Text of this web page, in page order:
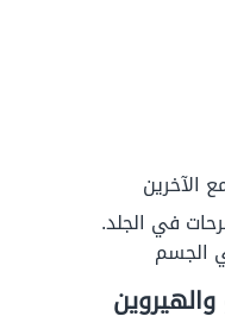
الآخرين
في الجلد.
الجسم